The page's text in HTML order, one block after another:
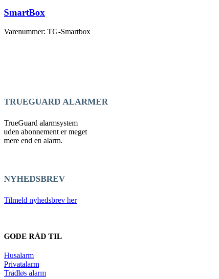
SmartBox
Varenummer: TG-Smartbox
TRUEGUARD ALARMER
TrueGuard alarmsystem
uden abonnement er meget
mere end en alarm.
NYHEDSBREV
Tilmeld nyhedsbrev her
GODE RÅD TIL
Husalarm
Privatalarm
Trådløs alarm